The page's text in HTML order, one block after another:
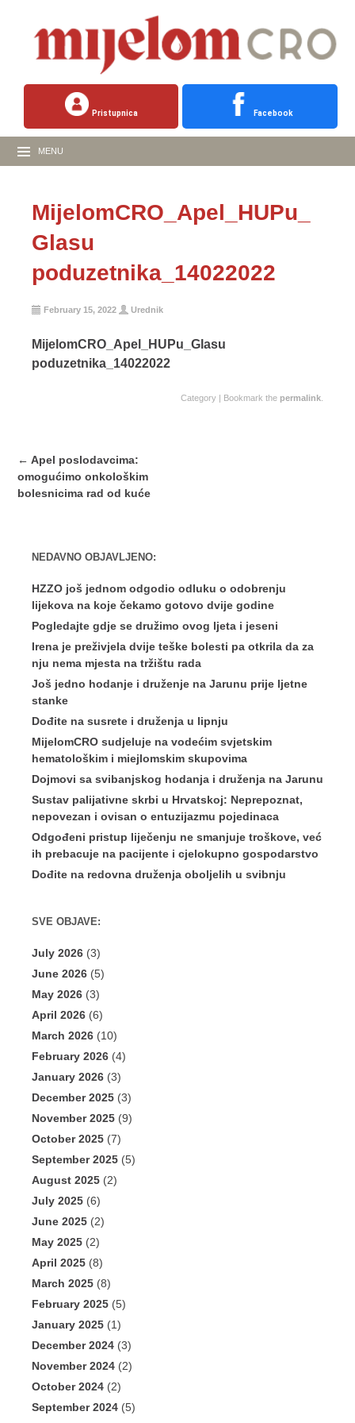
Pristupnica Facebook
MENU
MijelomCRO_Apel_HUPu_
Glasu
poduzetnika_14022022
February 15, 2022 Urednik
MijelomCRO_Apel_HUPu_Glasu
poduzetnika_14022022
Category | Bookmark the permalink
Post
navigation
← Apel poslodavcima:
omogućimo onkološkim
bolesnicima rad od kuće
NEDAVNO OBJAVLJENO:
HZZO još jednom odgodio odluku o odobrenju
lijekova na koje čekamo gotovo dvije godine
Pogledajte gdje se družimo ovog ljeta i jeseni
Irena je preživjela dvije teške bolesti pa otkrila da za
nju nema mjesta na tržištu rada
Još jedno hodanje i druženje na Jarunu prije ljetne
stanke
Dođite na susrete i druženja u lipnju
MijelomCRO sudjeluje na vodećim svjetskim
hematološkim i miejlomskim skupovima
Dojmovi sa svibanjskog hodanja i druženja na Jarunu
Sustav palijativne skrbi u Hrvatskoj: Neprepoznat,
nepovezan i ovisan o entuzijazmu pojedinaca
Odgođeni pristup liječenju ne smanjuje troškove, već
ih prebacuje na pacijente i cjelokupno gospodarstvo
Dođite na redovna druženja oboljelih u svibnju
SVE OBJAVE:
July 2026 (3)
June 2026 (5)
May 2026 (3)
April 2026 (6)
March 2026 (10)
February 2026 (4)
January 2026 (3)
December 2025 (3)
November 2025 (9)
October 2025 (7)
September 2025 (5)
August 2025 (2)
July 2025 (6)
June 2025 (2)
May 2025 (2)
April 2025 (8)
March 2025 (8)
February 2025 (5)
January 2025 (1)
December 2024 (3)
November 2024 (2)
October 2024 (2)
September 2024 (5)